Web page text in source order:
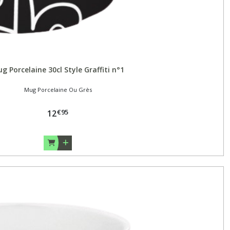
Porcelaine 30cl Style Graffiti n°1
Mug Porcelaine Ou Grès
12€95